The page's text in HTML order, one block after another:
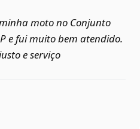
moto no Conjunto
e fui muito bem atendido.
e serviço